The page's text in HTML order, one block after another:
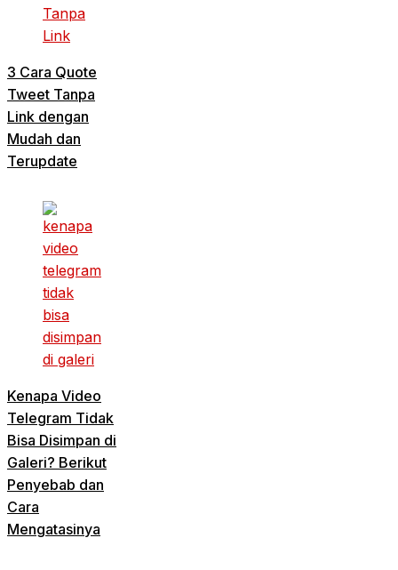
3 Cara Quote
Tweet Tanpa
Link dengan
Mudah dan
Terupdate
Kenapa Video
Telegram Tidak
Bisa Disimpan di
Galeri? Berikut
Penyebab dan
Cara
Mengatasinya